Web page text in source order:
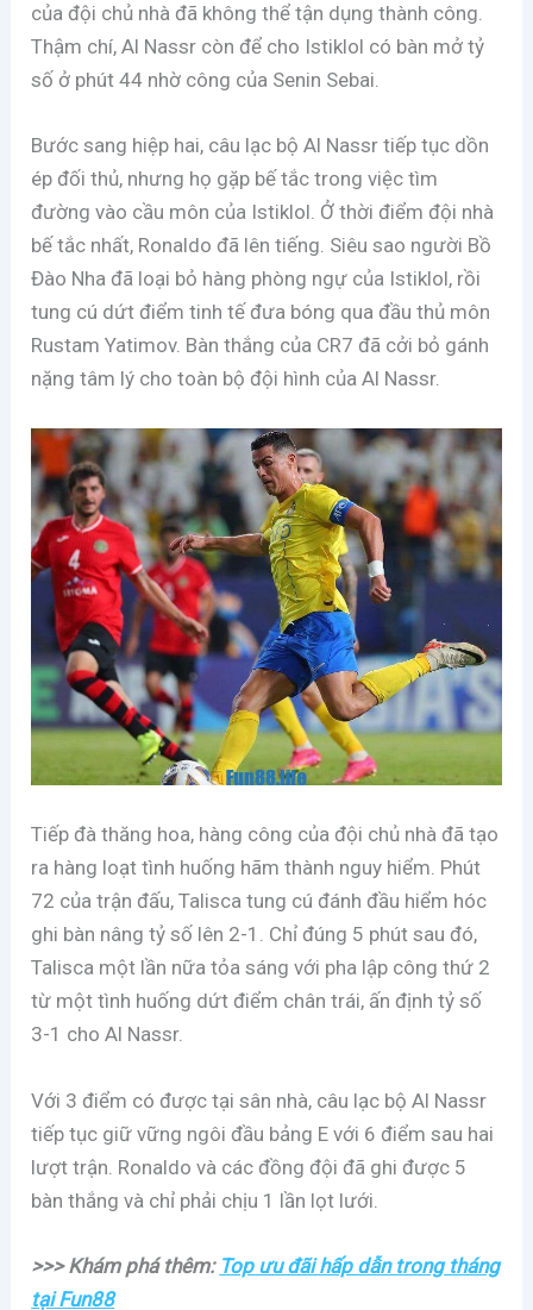
của đội chủ nhà đã không thể tận dụng thành công.
Thậm chí, Al Nassr còn để cho Istiklol có bàn mở tỷ
số ở phút 44 nhờ công của Senin Sebai.
Bước sang hiệp hai, câu lạc bộ Al Nassr tiếp tục dồn
ép đối thủ, nhưng họ gặp bế tắc trong việc tìm
đường vào cầu môn của Istiklol. Ở thời điểm đội nhà
bế tắc nhất, Ronaldo đã lên tiếng. Siêu sao người Bồ
Đào Nha đã loại bỏ hàng phòng ngự của Istiklol, rồi
tung cú dứt điểm tinh tế đưa bóng qua đầu thủ môn
Rustam Yatimov. Bàn thắng của CR7 đã cởi bỏ gánh
nặng tâm lý cho toàn bộ đội hình của Al Nassr.
Tiếp đà thăng hoa, hàng công của đội chủ nhà đã tạo
ra hàng loạt tình huống hãm thành nguy hiểm. Phút
72 của trận đấu, Talisca tung cú đánh đầu hiểm hóc
ghi bàn nâng tỷ số lên 2-1. Chỉ đúng 5 phút sau đó,
Talisca một lần nữa tỏa sáng với pha lập công thứ 2
từ một tình huống dứt điểm chân trái, ấn định tỷ số
3-1 cho Al Nassr.
Với 3 điểm có được tại sân nhà, câu lạc bộ Al Nassr
tiếp tục giữ vững ngôi đầu bảng E với 6 điểm sau hai
lượt trận. Ronaldo và các đồng đội đã ghi được 5
bàn thắng và chỉ phải chịu 1 lần lọt lưới.
>>> Khám phá thêm: Top ưu đãi hấp dẫn trong tháng
tại Fun88